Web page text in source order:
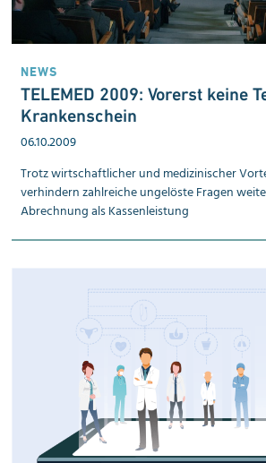
NEWS
TELEMED 2009: Vorerst keine
Kranken­schein
06.10.2009
Trotz wirtschaftlicher und medizinischer
verhindern zahlreiche ungelöste Fragen
Abrechnung als Kassenleistung